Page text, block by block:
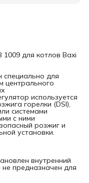
1009 для котлов Baxi
для
центрального
используется
горелки (DSI),
системами
с ними
розжиг и
установки.
внутренний
предназначен для